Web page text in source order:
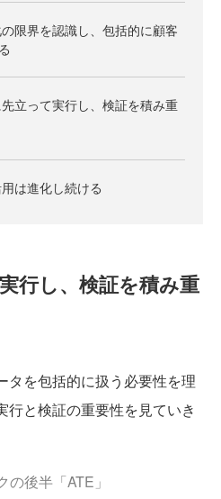
限界を認識し、包括的に顧客
立って実行し、検証を積み重
は進化し続ける
行し、検証を積み重
を包括的に扱う必要性を理
行と検証の重要性を見ていき
後半「ATE」